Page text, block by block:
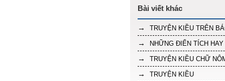
TRUYỆN KIỀU TRÊN
NHỮNG ĐIỂN TÍCH
TRUYỆN KIỀU CHỮ
TRUYỆN KIỀU